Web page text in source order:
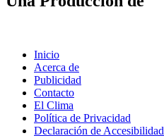
Inicio
Acerca de
Publicidad
Contacto
El Clima
Política de Privacidad
Declaración de Accesibilidad